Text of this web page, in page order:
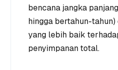
bencana jangka
hingga bertahun-
yang lebih baik
penyimpanan total.